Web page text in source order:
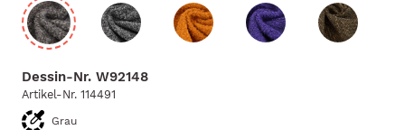
Dessin-Nr. W92148
Artikel-Nr. 114491
Grau